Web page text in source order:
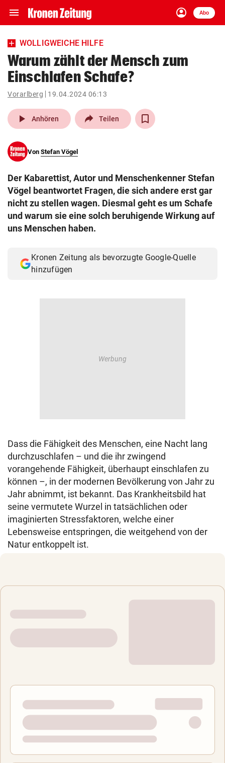
menu Navigation
ein-/ausklappen
account_circle
Anmelden
Abo
close Schließen
account_circle Anmelden
pin_drop
Wien arrow_right
search
eingeben
WOLLIGWEICHE HILFE
Warum zählt der Mensch zum
Einschlafen Schafe?
Vorarlberg 19.04.2024 06:13
play_arrow Anhören Teilen
Von Stefan Vögel
Der Kabarettist, Autor und Menschenkenner Stefan
Vögel beantwortet Fragen, die sich andere erst gar
nicht zu stellen wagen. Diesmal geht es um Schafe
und warum sie eine solch beruhigende Wirkung auf
uns Menschen haben.
Kronen Zeitung als bevorzugte Google-Quelle
hinzufügen
Dass die Fähigkeit des Menschen, eine Nacht lang
durchzuschlafen – und die ihr zwingend
vorangehende Fähigkeit, überhaupt einschlafen zu
können –, in der modernen Bevölkerung von Jahr zu
Jahr abnimmt, ist bekannt. Das Krankheitsbild hat
seine vermutete Wurzel in tatsächlichen oder
imaginierten Stressfaktoren, welche einer
Lebensweise entspringen, die weitgehend von der
Natur entkoppelt ist.